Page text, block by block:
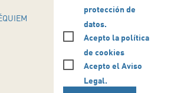
protección de
datos.
Acepto la política
de cookies
Acepto el Aviso
Legal.